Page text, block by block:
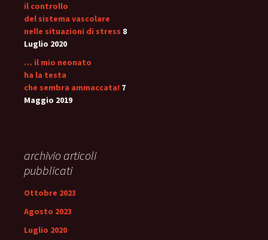
il controllo
del sistema vascolare
nelle situazioni di stress 8
Luglio 2020
… il mio neonato
ha la testa
che sembra ammaccata! 7
Maggio 2019
archivio articoli
pubblicati
Ottobre 2023
Agosto 2023
Luglio 2020